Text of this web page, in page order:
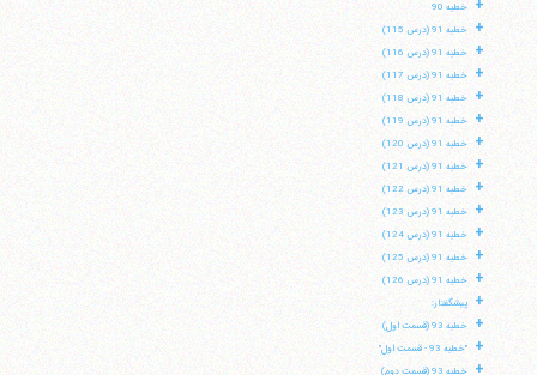
+ خطبه 90
+ خطبه 91 (درس 115)
+ خطبه 91 (درس 116)
+ خطبه 91 (درس 117)
+ خطبه 91 (درس 118)
+ خطبه 91 (درس 119)
+ خطبه 91 (درس 120)
+ خطبه 91 (درس 121)
+ خطبه 91 (درس 122)
+ خطبه 91 (درس 123)
+ خطبه 91 (درس 124)
+ خطبه 91 (درس 125)
+ خطبه 91 (درس 126)
+ پیشگفتار:
+ خطبه 93 (قسمت اول)
+ "خطبه 93 - قسمت اول"
+ خطبه 93 (قسمت دوم)